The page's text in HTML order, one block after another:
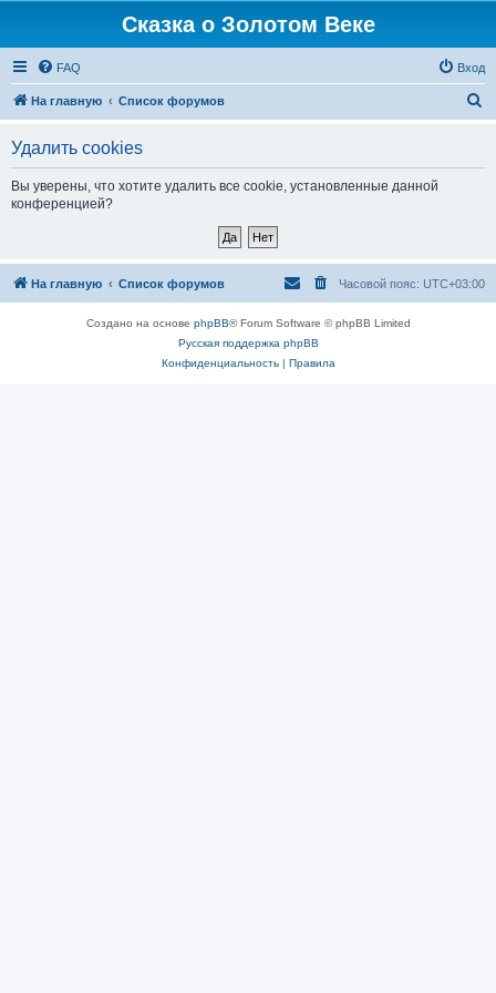
Сказка о Золотом Веке
FAQ Вход
На главную Список форумов
Удалить cookies
Вы уверены, что хотите удалить все cookie, установленные данной
конференцией?
На главную Список форумов Часовой пояс: UTC+03:00
Создано на основе phpBB® Forum Software © phpBB Limited
Русская поддержка phpBB
Конфиденциальность| Правила